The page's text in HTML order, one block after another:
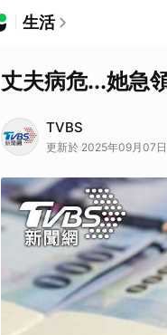
生活
丈夫病危...她急
TVBS
更新於 2025年09月07